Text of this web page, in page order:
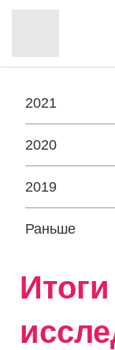
2021
2020
2019
Раньше
Итоги